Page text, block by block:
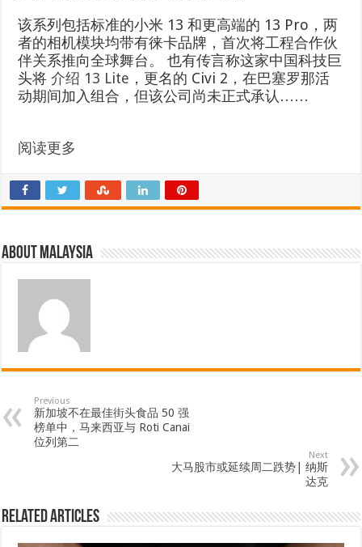
该系列包括标准的小米 13 和更高端的 13 Pro，两
者的相机模块均带有徕卡品牌，首次将工程合作伙
伴关系推向全球舞台。 也有传言称这家中国科技巨
头将 介绍 13 Lite ，更名的 Civi 2，在巴塞罗那活
动期间加入组合，但该公司尚未正式承认……
阅读更多
About Malaysia
Previous
新加坡不在最佳街头食品 50 强
榜单中，马来西亚与 Roti Canai
位列第二
Next
大马股市或延续周二跌势| 纳斯
达克
Related Articles